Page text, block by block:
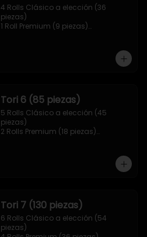
4 Rolls Clásico a elección (36
piezas)
1 Roll Premium (9 piezas)
Tori 6 (85 piezas)
5 Rolls Clásico a elección (45
piezas)
2 Rolls Premium (18 piezas)
Tori 7 (130 piezas)
6 Rolls Clásico a elección (54
piezas)